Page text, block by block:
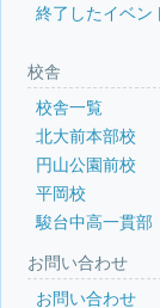
終了したイベン
校舎
校舎一覧
北大前本部校
円山公園前校
平岡校
駿台中高一貫
お問い合わせ
お問い合わせ